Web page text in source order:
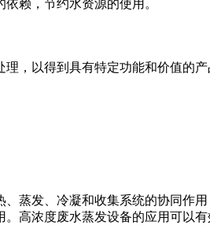
赖，节约水资源的使用。
，以得到具有特定功能和价值的产
蒸发、冷凝和收集系统的协同作
高浓度废水蒸发设备的应用可以有